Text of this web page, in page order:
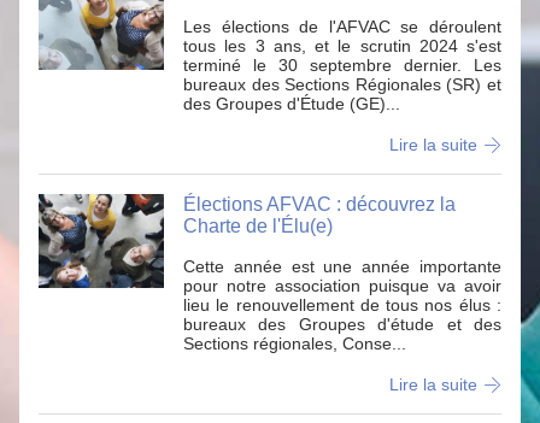
Les élections de l'AFVAC se déroulent
tous les 3 ans, et le scrutin 2024 s'est
terminé le 30 septembre dernier. Les
bureaux des Sections Régionales (SR) et
des Groupes d'Étude (GE)...
Lire la suite
Élections AFVAC : découvrez la
Charte de l'Élu(e)
Cette année est une année importante
pour notre association puisque va avoir
lieu le renouvellement de tous nos élus :
bureaux des Groupes d'étude et des
Sections régionales, Conse...
Lire la suite